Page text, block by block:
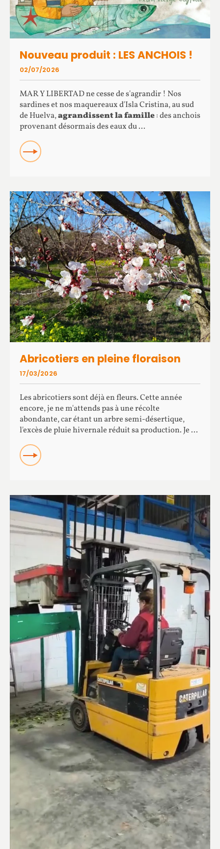
Nouveau produit : LES ANCHOIS !
MAR Y LIBERTAD ne cesse de s'agrandir ! Nos
sardines et nos maquereaux d'Isla Cristina, au sud
de Huelva,agrandissent la famille: des anchois
provenant désormais des eaux du ...
READ
02/07/2026
Abricotiers en pleine floraison
Les abricotiers sont déjà en fleurs. Cette année
encore, je ne m'attends pas à une récolte
abondante, car étant un arbre semi-désertique,
l'excès de pluie hivernale réduit sa production. Je ...
READ
17/03/2026